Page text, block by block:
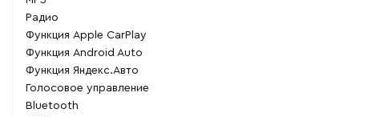
Радио
Функция Apple CarPlay
Функция Android Auto
Функция Яндекс.Авто
Голосовое управление
Bluetooth